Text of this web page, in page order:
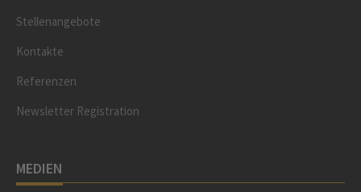
Stellenangebote
Kontakte
Referenzen
Newsletter Registration
MEDIEN